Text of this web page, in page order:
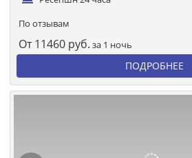
По отзывам
От 11460 руб. за 1 ночь
ПОДРОБНЕЕ